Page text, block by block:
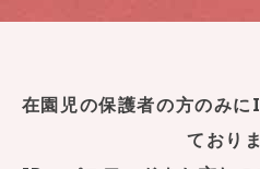
在園児の保護者の方のみ
ており